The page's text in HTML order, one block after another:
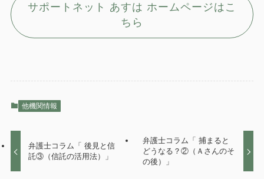
サポートネット あすは ホームページはこ
ちら
他機関情報
弁護士コラム「 後見と信
託③（信託の活用法）」
弁護士コラム「 捕まると
どうなる？②（Ａさんのそ
の後）」